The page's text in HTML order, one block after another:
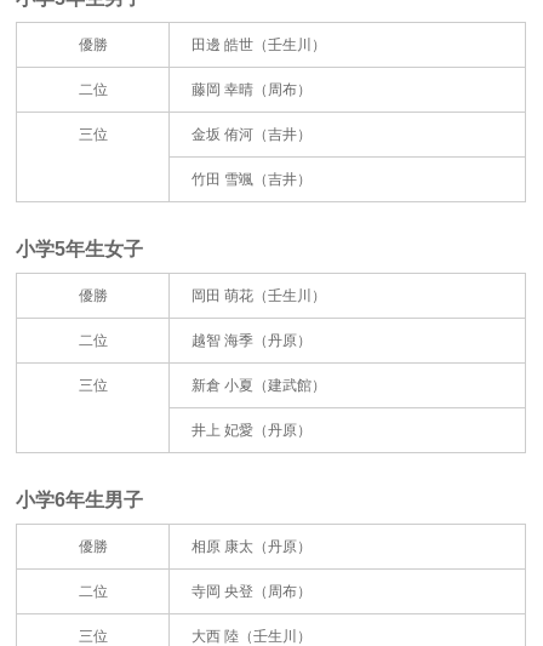
優勝 田邊 皓世（壬生川）
二位 藤岡 幸晴（周布）
三位 金坂 侑河（吉井）
竹田 雪颯（吉井）
小学5年生女子
優勝 岡田 萌花（壬生川）
二位 越智 海季（丹原）
三位 新倉 小夏（建武館）
井上 妃愛（丹原）
小学6年生男子
優勝 相原 康太（丹原）
二位 寺岡 央登（周布）
三位 大西 陸（壬生川）